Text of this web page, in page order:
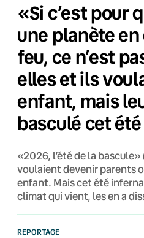
«Si c’est pour
une planète
feu, ce n’est
elles et ils
enfant, mais
basculé cet été
«2026, l’été de la bascule»
voulaient devenir parents
enfant. Mais cet été
climat qui vient, les en a
REPORTAGE